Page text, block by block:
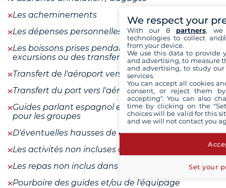
Les acheminements
Les dépenses personnelles
Les boissons prises pendant les repas lors des
excursions ou des transferts
Transfert de l'aéroport vers le port
Transfert du port vers l'aéroport
Guides parlant espagnol et italien uniquement
pour les groupes
D'éventuelles hausses de carburant
Les activités non incluses dans le programme
Les repas non inclus dans le programme
Pourboire des guides et/ou de l'équipage
We respect your
With our 8 partners, we
technologies to collect
from your device.
We use this data to provide
and advertising, to measure
and advertising, to study
services.
You can accept all cookies
consent, or reject them
accepting". You can also
time by clicking on the
choices will be valid for this
and we will not contact you
Set your